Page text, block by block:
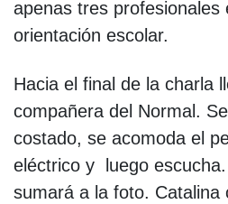
apenas tres profesionales
orientación escolar.
Hacia el final de la charla
compañera del Normal.
costado, se acomoda el
eléctrico y luego
sumará a la foto. Catalina